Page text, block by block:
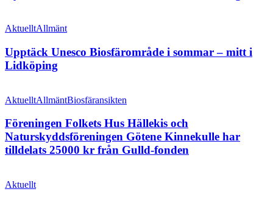
filmvisning
Unesco
i
sommar
–
Lidköping
AktuelltAllmänt
Upptäck Unesco Biosfärområde i sommar – mitt i
Lidköping
Folkets
Hällekis
och
Naturskyddsföreningen
Götene
tilldelats
AktuelltAllmäntBiosfäransikten
Föreningen Folkets Hus Hällekis och
Naturskyddsföreningen Götene Kinnekulle har
tilldelats 25000 kr från Gulld-fonden
med
Aktuellt